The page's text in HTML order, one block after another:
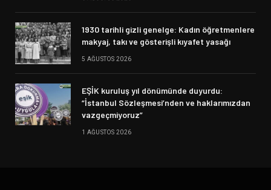
1930 tarihli gizli genelge: Kadın öğretmenlere
makyaj, takı ve gösterişli kıyafet yasağı
5 AĞUSTOS 2026
EŞİK kuruluş yıl dönümünde duyurdu:
“İstanbul Sözleşmesi’nden ve haklarımızdan
vazgeçmiyoruz”
1 AĞUSTOS 2026